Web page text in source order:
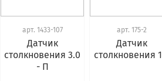
арт. 1433-107
Датчик
столкновения 3.0
- П
арт. 175-2
Датчик
столкновения